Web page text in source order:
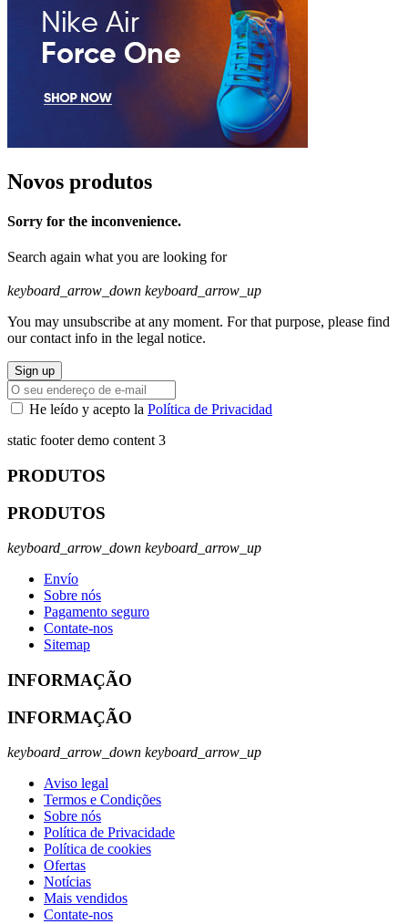
Novos produtos
Sorry for the inconvenience.
Search again what you are looking for
keyboard_arrow_down keyboard_arrow_up
You may unsubscribe at any moment. For that purpose, please find
our contact info in the legal notice.
He leído y acepto la Política de Privacidad
static footer demo content 3
PRODUTOS
PRODUTOS
keyboard_arrow_down keyboard_arrow_up
Envío
Sobre nós
Pagamento seguro
Contate-nos
Sitemap
INFORMAÇÃO
INFORMAÇÃO
keyboard_arrow_down keyboard_arrow_up
Aviso legal
Termos e Condições
Sobre nós
Política de Privacidade
Política de cookies
Ofertas
Notícias
Mais vendidos
Contate-nos